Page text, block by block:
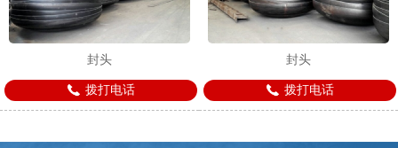
封头
拨打电话
封头
拨打电话